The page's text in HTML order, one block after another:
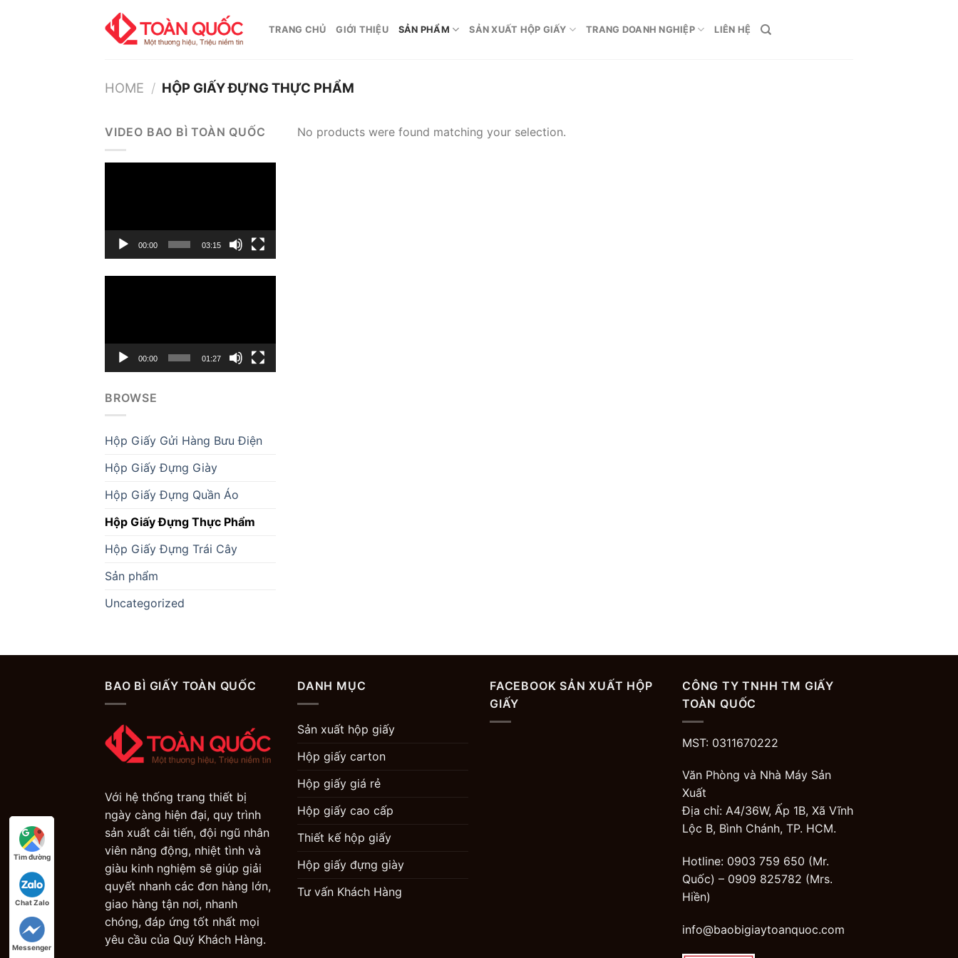
TRANG CHỦ GIỚI THIỆU SẢN PHẨM SẢN XUẤT HỘP GIẤY TRANG DOANH NGHIỆP LIÊN HỆ
HOME / HỘP GIẤY ĐỰNG THỰC PHẨM
VIDEO BAO BÌ TOÀN QUỐC
00:00 03:15
00:00 01:27
BROWSE
Hộp Giấy Gửi Hàng Bưu Điện
Hộp Giấy Đựng Giày
Hộp Giấy Đựng Quần Áo
Hộp Giấy Đựng Thực Phẩm
Hộp Giấy Đựng Trái Cây
Sản phẩm
Uncategorized
No products were found matching your selection.
BAO BÌ GIẤY TOÀN QUỐC
Với hệ thống trang thiết bị
ngày càng hiện đại, quy trình
sản xuất cải tiến, đội ngũ nhân
viên năng động, nhiệt tình và
giàu kinh nghiệm sẽ giúp giải
quyết nhanh các đơn hàng lớn,
giao hàng tận nơi, nhanh
chóng, đáp ứng tốt nhất mọi
yêu cầu của Quý Khách Hàng.
DANH MỤC
Sản xuất hộp giấy
Hộp giấy carton
Hộp giấy giá rẻ
Hộp giấy cao cấp
Thiết kế hộp giấy
Hộp giấy đựng giày
Tư vấn Khách Hàng
FACEBOOK SẢN XUẤT HỘP
GIẤY
CÔNG TY TNHH TM GIẤY
TOÀN QUỐC
MST: 0311670222
Văn Phòng và Nhà Máy Sản
Xuất
Địa chỉ: A4/36W, Ấp 1B, Xã Vĩnh
Lộc B, Bình Chánh, TP. HCM.
Hotline: 0903 759 650 (Mr.
Quốc) – 0909 825782 (Mrs.
Hiền)
info@baobigiaytoanquoc.com
Tìm đường
Chat Zalo
Messenger
Tìm đường
Chat Zalo
Messenger